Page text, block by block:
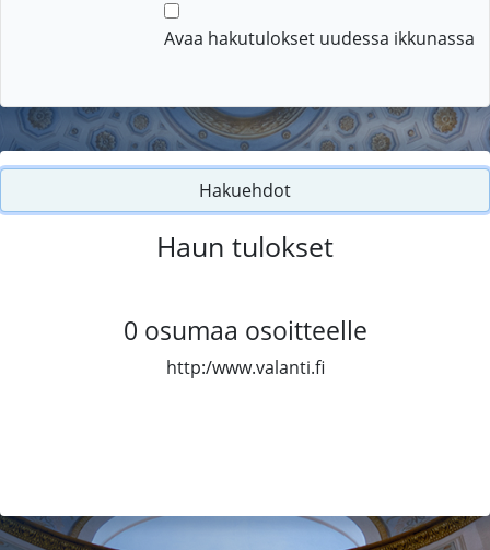
Avaa hakutulokset uudessa ikkunassa
Hakuehdot
Haun tulokset
0 osumaa osoitteelle
http:/www.valanti.fi